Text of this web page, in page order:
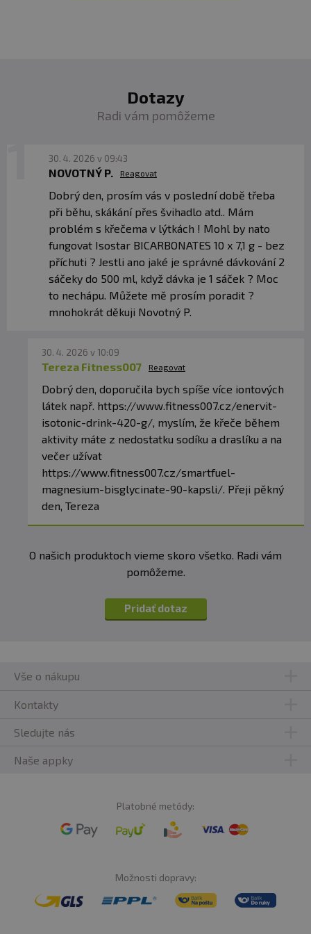
Dotazy
Radi vám pomôžeme
30. 4. 2026 v 09:43
NOVOTNÝ P. Reagovat
Dobrý den, prosím vás v poslední době třeba
při běhu, skákání přes švihadlo atd.. Mám
problém s křečema v lýtkách ! Mohl by nato
fungovat Isostar BICARBONATES 10 x 7,1 g - bez
příchuti ? Jestli ano jaké je správné dávkování 2
sáčeky do 500 ml, když dávka je 1 sáček ? Moc
to nechápu. Můžete mě prosím poradit ?
mnohokrát děkuji Novotný P.
30. 4. 2026 v 10:09
Tereza Fitness007 Reagovat
Dobrý den, doporučila bych spíše více iontových
látek např. https://www.fitness007.cz/enervit-
isotonic-drink-420-g/, myslím, že křeče během
aktivity máte z nedostatku sodíku a draslíku a na
večer užívat
https://www.fitness007.cz/smartfuel-
magnesium-bisglycinate-90-kapsli/. Přeji pěkný
den, Tereza
O našich produktoch vieme skoro všetko. Radi vám
pomôžeme.
Pridať dotaz
Vše o nákupu
Kontakty
Sledujte nás
Naše appky
Platobné metódy:
Možnosti dopravy: